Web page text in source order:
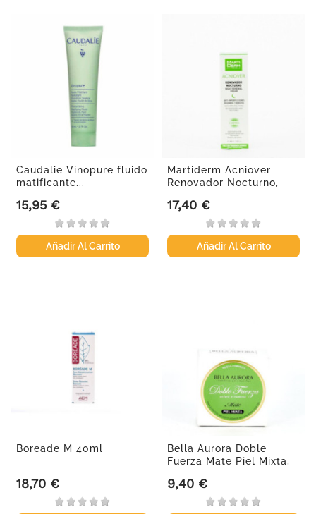
Caudalie Vinopure fluido
matificante...
Precio
15,95 €
Añadir Al Carrito
Martiderm Acniover
Renovador Nocturno,
Precio
17,40 €
Añadir Al Carrito
Boreade M 40ml
Precio
18,70 €
Bella Aurora Doble
Fuerza Mate Piel Mixta,
Precio
9,40 €